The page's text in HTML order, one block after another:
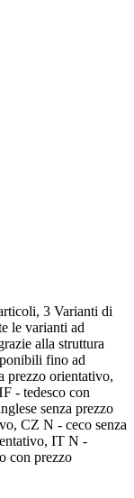
3 Varianti di
le varianti ad
alla struttura
fino ad
prezzo orientativo,
- tedesco con
senza prezzo
CZ N - ceco senza
IT N -
con prezzo